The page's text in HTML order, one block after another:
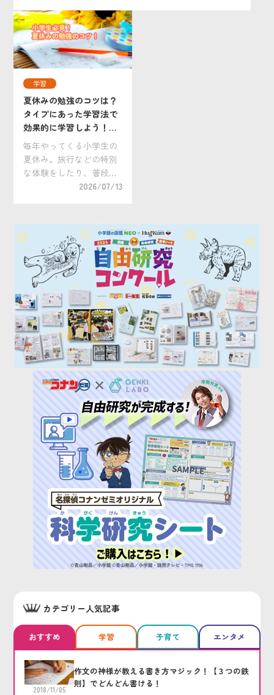
か。 「小学生の自由研究
は何をすればいいの？」
「どうすれば上手にまと
められるの？」 「自分だ
学習
夏休みの勉強のコツは？
タイプにあった学習法で
効果的に学習しよう！小
学生向けおすすめ教材
も。
毎年やってくる小学生の
夏休み。旅行などの特別
な体験をしたり、普段は
できない過ごし方をした
暇において最大の悩みの
タネは「勉強」。学習ス
ケジュールを立て規則正
しく勉強するのが難し
[…]
2026/07/13
カテゴリー人気記事
おすすめ 学習 子育て エンタメ
2018/11/05
作文の神様が教える書き方マジック！【３つの鉄
則】でどんどん書ける！